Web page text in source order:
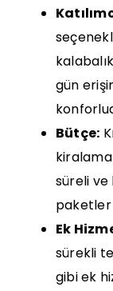
gün
Bütçe:
süreli ve
paketler
Ek
sürekli
gibi ek